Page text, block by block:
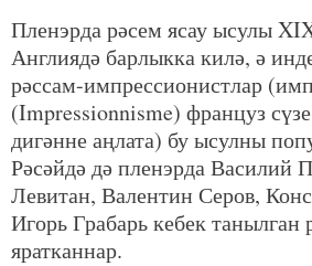
Пленэрда рәсем ясау ысулы
Англиядә барлыкка килә, ә
рәссам-импрессионистлар
(Impressionnisme) француз
дигәнне аңлата) бу ысулны
Рәсәйдә дә пленэрда Василий
Левитан, Валентин Серов,
Игорь Грабарь кебек танылган
яратканнар.